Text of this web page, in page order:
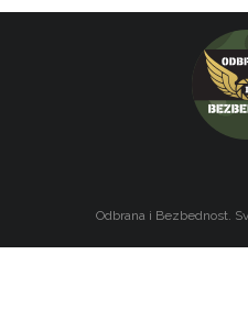
Odbrana i Bezbednost.